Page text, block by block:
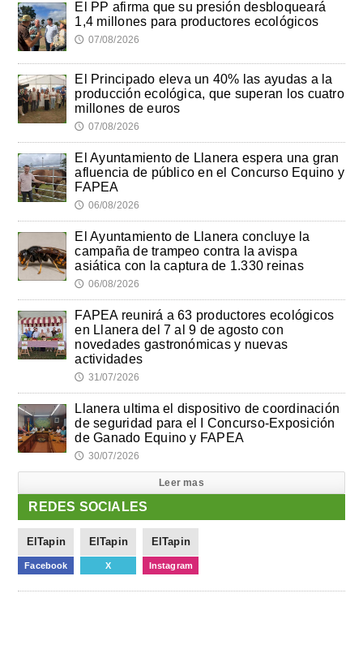
El PP afirma que su presión desbloqueará
1,4 millones para productores ecológicos
🕔 07/08/2026
El Principado eleva un 40% las ayudas a la
producción ecológica, que superan los cuatro
millones de euros
🕔 07/08/2026
El Ayuntamiento de Llanera espera una gran
afluencia de público en el Concurso Equino y
FAPEA
🕔 06/08/2026
El Ayuntamiento de Llanera concluye la
campaña de trampeo contra la avispa
asiática con la captura de 1.330 reinas
🕔 06/08/2026
FAPEA reunirá a 63 productores ecológicos
en Llanera del 7 al 9 de agosto con
novedades gastronómicas y nuevas
actividades
🕔 31/07/2026
Llanera ultima el dispositivo de coordinación
de seguridad para el I Concurso-Exposición
de Ganado Equino y FAPEA
🕔 30/07/2026
Leer mas
REDES SOCIALES
ElTapin
Facebook
ElTapin
X
ElTapin
Instagram